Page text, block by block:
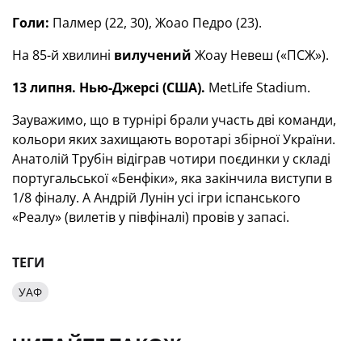
Голи: Палмер (22, 30), Жоао Педро (23).
На 85-й хвилині вилучений Жоау Невеш («ПСЖ»).
13 липня. Нью-Джерсі (США). MetLife Stadium.
Зауважимо, що в турнірі брали участь дві команди,
кольори яких захищають воротарі збірної України.
Анатолій Трубін відіграв чотири поєдинки у складі
португальської «Бенфіки», яка закінчила виступи в
1/8 фіналу. А Андрій Лунін усі ігри іспанського
«Реалу» (вилетів у півфіналі) провів у запасі.
ТЕГИ
УАФ